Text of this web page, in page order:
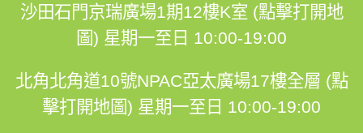
沙田石門京瑞廣場1期12樓K室 (點擊打開地
圖) 星期一至日 10:00-19:00
北角北角道10號NPAC亞太廣場17樓全層 (點
擊打開地圖) 星期一至日 10:00-19:00